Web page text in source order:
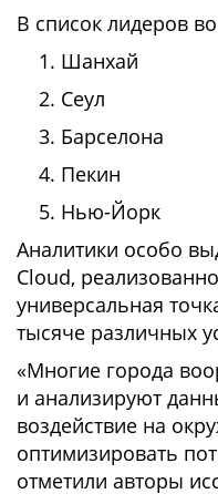
В список лидеров
Шанхай
Сеул
Барселона
Пекин
Нью-Йорк
Аналитики особо
Cloud,
универсальная
тысяче различных
«Многие города
и анализируют
воздействие на
оптимизировать
отметили авторы